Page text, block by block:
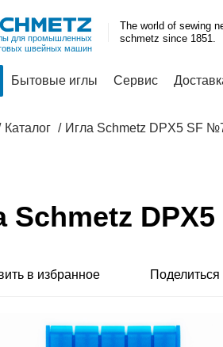
для промышленных
швейных машин
The world of sewing
schmetz since 1851.
Бытовые иглы Сервис
Каталог Игла Schmetz DPX5 SF
Schmetz